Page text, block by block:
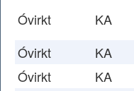
Óvirkt
KA
Óvirkt
KA
Óvirkt
KA